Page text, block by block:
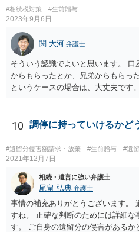
選任したのか 即ち、復代理人の選
ると思います。
#相続税対策 #生前贈与
2023年9月6日
関 大河 弁護士
そういう認識でよいと思います。
からもらったとか、兄弟からもらっ
というケースの場合は、大丈夫です。
10 調停に持っていけるかど
#遺留分侵害額請求・放棄 #生前贈与 #遺
2021年12月7日
相続・遺言に強い弁護士
尾畠 弘典 弁護士
事情の補充ありがとうございます。
すね。 正確な判断のためには詳細な
す。 ご自身の遺留分の侵害がある